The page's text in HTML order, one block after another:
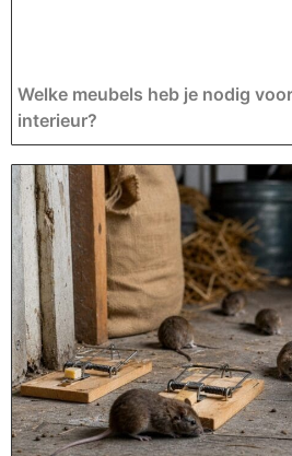
Welke meubels heb je nodig
interieur?